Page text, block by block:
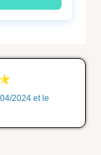
2024 et le